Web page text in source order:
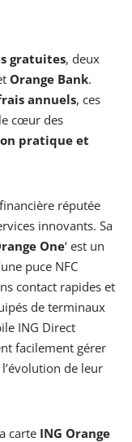
gratuites, deux
Orange Bank.
annuels, ces
cœur des
pratique et
réputée
innovants. Sa
One‘ est un
puce NFC
contact rapides et
de terminaux
ING Direct
facilement gérer
de leur
carte ING Orange